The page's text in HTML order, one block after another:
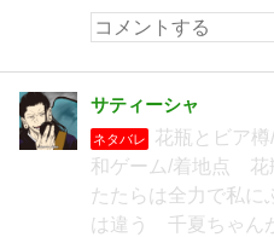
サティーシャ
ネタバレ
花瓶とビア
和ゲーム/着地点 花
たたらは全力で私に
は違う 千夏ちゃん